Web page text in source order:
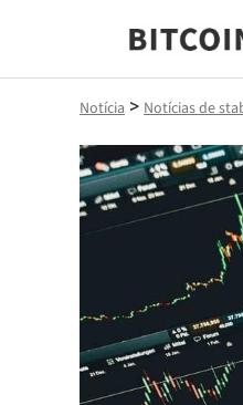
Sabedoria
Notícia > Notícias de